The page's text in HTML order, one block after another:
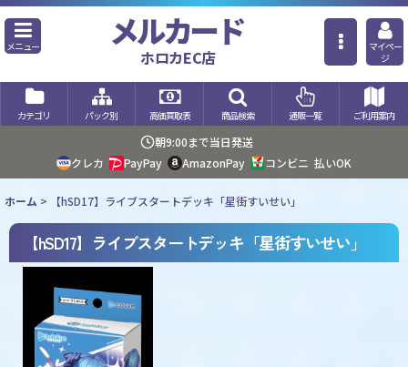
メニュー メルカード
ホロカEC店
マイペー
ジ
カテゴリ パック別 高価買取表 商品検索 通販一覧 ご利用案内
朝9:00まで当日発送
クレカ
PayPay AmazonPay コンビニ 払いOK
ホーム > 【hSD17】ライブスタートデッキ「星街すいせい」
【hSD17】ライブスタートデッキ「星街すいせい」